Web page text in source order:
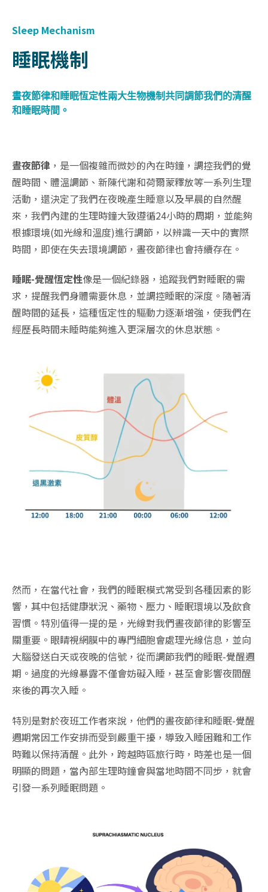
Sleep Mechanism
睡眠機制
晝夜節律和睡眠恆定性兩大生物機制共同調節我們的清醒
和睡眠時間。
晝夜節律 ，是一個複雜而微妙的內在時鐘，調控我們的覺
醒時間、體溫調節、新陳代謝和荷爾蒙釋放等一系列生理
活動，還決定了我們在夜晚產生睡意以及早晨的自然醒
來，我們內建的生理時鐘大致遵循24小時的周期，並能夠
根據環境(如光線和溫度)進行調節，以辨識一天中的實際
時間，即使在失去環境調節，晝夜節律也會持續存在。
睡眠-覺醒恆定性像是一個紀錄器，追蹤我們對睡眠的需
求，提醒我們身體需要休息，並調控睡眠的深度。 隨著清
醒時間的延長，這種恆定性的驅動力逐漸增強，使我們在
經歷長時間未睡時能夠進入更深層次的休息狀態。
然而，在當代社會，我們的睡眠模式常受到各種因素的影
響，其中包括健康狀況、藥物、壓力、睡眠環境以及飲食
習慣。特別值得一提的是，光線對我們晝夜節律的影響至
關重要。眼睛視網膜中的專門細胞會處理光線信息，並向
大腦發送白天或夜晚的信號，從而調節我們的睡眠-覺醒週
期。過度的光線暴露不僅會妨礙入睡，甚至會影響夜間醒
來後的再次入睡。
特別是對於夜班工作者來說，他們的晝夜節律和睡眠-覺醒
週期常因工作安排而受到嚴重干擾，導致入睡困難和工作
時難以保持清醒。此外，跨越時區旅行時，時差也是一個
明顯的問題，當內部生理時鐘會與當地時間不同步，就會
引發一系列睡眠問題。